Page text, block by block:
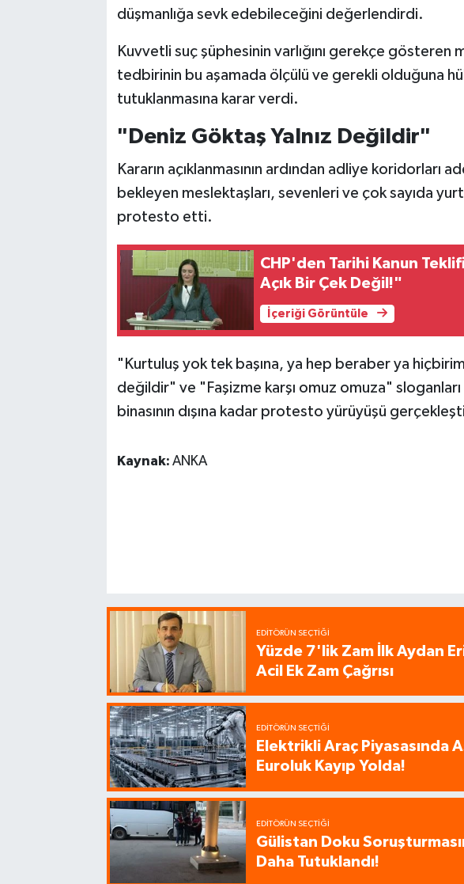
düşmanlığa sevk edebileceğini değerlendirdi.
Kuvvetli suç şüphesinin varlığını gerekçe gösteren
tedbirinin bu aşamada ölçülü ve gerekli olduğuna
tutuklanmasına karar verdi.
"Deniz Göktaş Yalnız Değildir"
Kararın açıklanmasının ardından adliye koridorları
bekleyen meslektaşları, sevenleri ve çok sayıda
protesto etti.
CHP'den Tarihi Kanun
Açık Bir Çek Değil!"
İçeriği Görüntüle
"Kurtuluş yok tek başına, ya hep beraber ya
değildir" ve "Faşizme karşı omuz omuza"
binasının dışına kadar protesto yürüyüşü
Kaynak: ANKA
EDITÖRÜN SEÇTIĞI
Yüzde 7'lik Zam İlk Aydan
Acil Ek Zam Çağrısı
EDITÖRÜN SEÇTIĞI
Elektrikli Araç Piyasasında
Euroluk Kayıp Yolda!
EDITÖRÜN SEÇTIĞI
Gülistan Doku
Daha Tutuklandı!